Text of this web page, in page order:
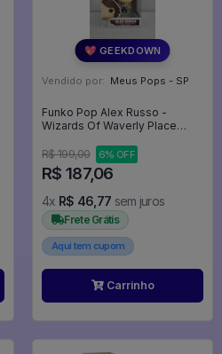
💖 GEEKDOWN
Vendido por: Meus Pops - SP
Funko Pop Alex Russo -
Wizards Of Waverly Place
R$ 199,00
6% OFF
R$ 187,06
4x R$ 46,77 sem juros
Frete Grátis
Aqui tem cupom
Carrinho